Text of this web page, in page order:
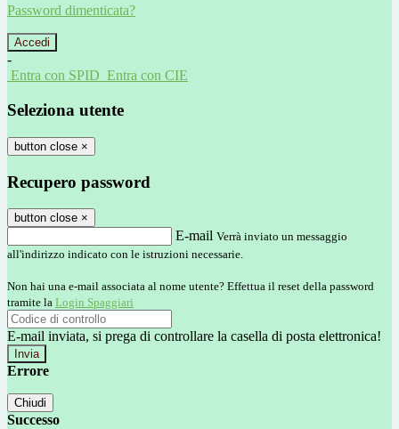
Password dimenticata?
-
Entra con SPID Entra con CIE
Seleziona utente
button close ×
Recupero password
button close ×
E-mail Verrà inviato un messaggio
all'indirizzo indicato con le istruzioni necessarie.
Non hai una e-mail associata al nome utente? Effettua il reset della password
tramite la Login Spaggiari
E-mail inviata, si prega di controllare la casella di posta elettronica!
Errore
Chiudi
Successo